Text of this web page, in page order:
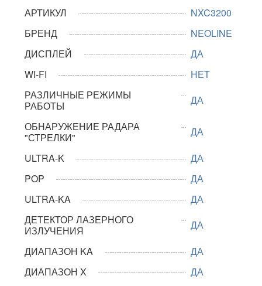
АРТИКУЛ
NXC3200
БРЕНД
NEOLINE
ДИСПЛЕЙ
ДА
WI-FI
НЕТ
РАЗЛИЧНЫЕ РЕЖИМЫ
РАБОТЫ
ДА
ОБНАРУЖЕНИЕ РАДАРА
"СТРЕЛКИ"
ДА
ULTRA-K
ДА
POP
ДА
ULTRA-KA
ДА
ДЕТЕКТОР ЛАЗЕРНОГО
ИЗЛУЧЕНИЯ
ДА
ДИАПАЗОН KA
ДА
ДИАПАЗОН X
ДА